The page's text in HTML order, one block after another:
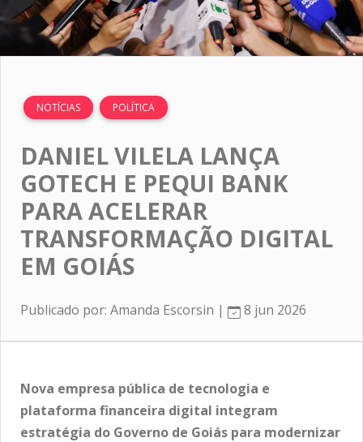
NOTÍCIAS POLÍTICA
DANIEL VILELA LANÇA
GOTECH E PEQUI BANK
PARA ACELERAR
TRANSFORMAÇÃO DIGITAL
EM GOIÁS
Publicado por: Amanda Escorsin | 8 jun 2026
Nova empresa pública de tecnologia e
plataforma financeira digital integram
estratégia do Governo de Goiás para modernizar